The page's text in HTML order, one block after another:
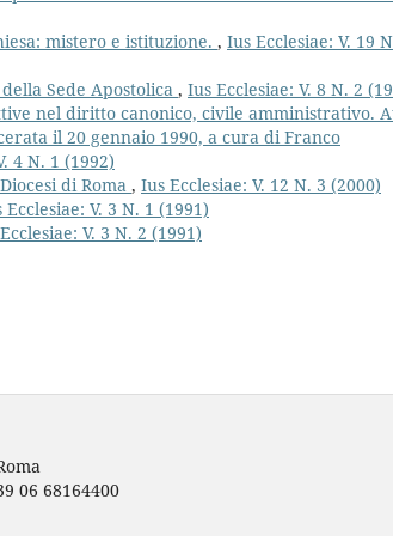
mistero e istituzione. , Ius Ecclesiae: V. 19
Sede Apostolica , Ius Ecclesiae: V. 8 N. 2
nel diritto canonico, civile amministrativo.
il 20 gennaio 1990, a cura di Franco
4 N. 1 (1992)
di Roma , Ius Ecclesiae: V. 12 N. 3 (2000)
Ecclesiae: V. 3 N. 1 (1991)
V. 3 N. 2 (1991)
06 68164400